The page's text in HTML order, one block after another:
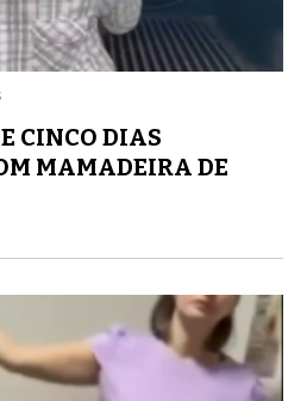
CINCO DIAS
MAMADEIRA DE